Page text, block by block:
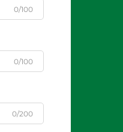
0/100
0/100
0/200